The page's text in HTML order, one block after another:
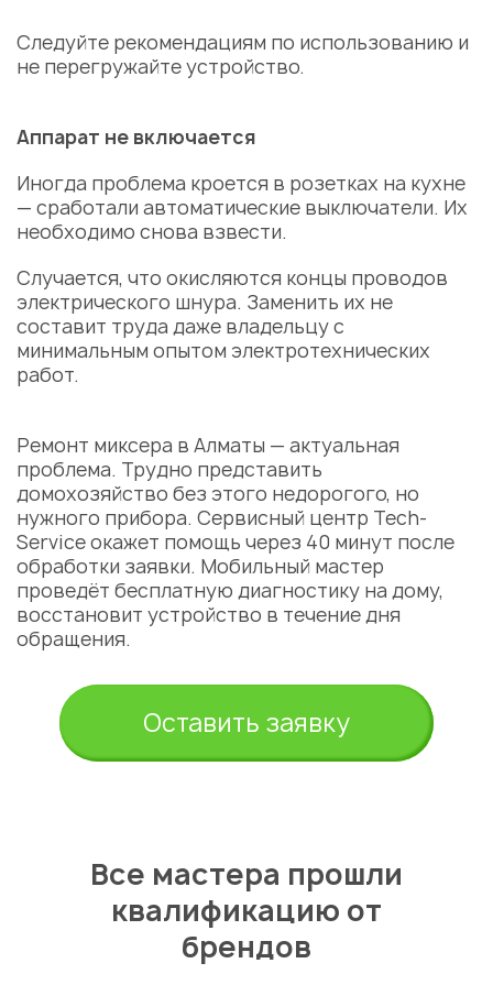
Следуйте рекомендациям по использованию и
не перегружайте устройство.
Аппарат не включается
Иногда проблема кроется в розетках на кухне
— сработали автоматические выключатели. Их
необходимо снова взвести.
Случается, что окисляются концы проводов
электрического шнура. Заменить их не
составит труда даже владельцу с
минимальным опытом электротехнических
работ.
Ремонт миксера в Алматы — актуальная
проблема. Трудно представить
домохозяйство без этого недорогого, но
нужного прибора. Сервисный центр Tech-
Service окажет помощь через 40 минут после
обработки заявки. Мобильный мастер
проведёт бесплатную диагностику на дому,
восстановит устройство в течение дня
обращения.
Оставить заявку
Все мастера прошли
квалификацию от
брендов